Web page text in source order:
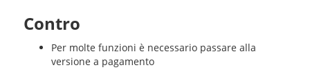
Contro
Per molte funzioni è necessario passare alla
versione a pagamento